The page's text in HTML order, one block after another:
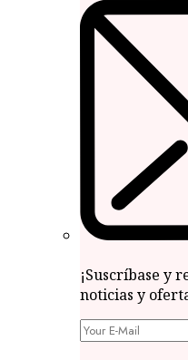
¡Suscríbase y
noticias y